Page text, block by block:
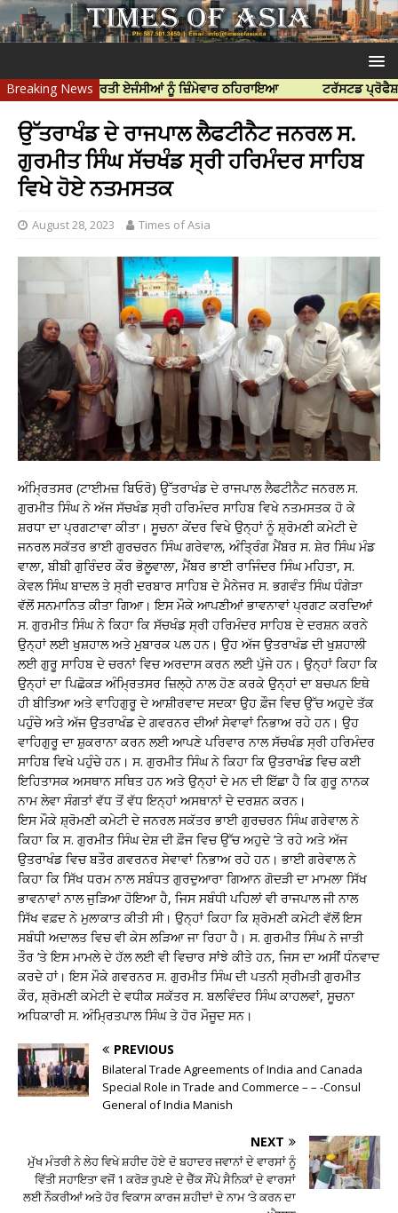
Breaking News
ਲਈ ਭਾਰਤੀ ਏਜੰਸੀਆਂ ਨੂੰ ਜ਼ਿੰਮੇਵਾਰ ਠਹਿਰਾਇਆ ਟਰੱਸਟਡ ਪ੍ਰੋਫੈਸ਼ਨਲ
ਉੱਤਰਾਖੰਡ ਦੇ ਰਾਜਪਾਲ ਲੈਫਟੀਨੈਟ ਜਨਰਲ ਸ.
ਗੁਰਮੀਤ ਸਿੰਘ ਸੱਚਖੰਡ ਸ੍ਰੀ ਹਰਿਮੰਦਰ ਸਾਹਿਬ
ਵਿਖੇ ਹੋਏ ਨਤਮਸਤਕ
August 28, 2023 Times of Asia
ਅੰਮ੍ਰਿਤਸਰ (ਟਾਈਮਜ਼ ਬਿਓਰੋ) ਉੱਤਰਾਖੰਡ ਦੇ ਰਾਜਪਾਲ ਲੈਫਟੀਨੈਟ ਜਨਰਲ ਸ.
ਗੁਰਮੀਤ ਸਿੰਘ ਨੇ ਅੱਜ ਸੱਚਖੰਡ ਸ੍ਰੀ ਹਰਿਮੰਦਰ ਸਾਹਿਬ ਵਿਖੇ ਨਤਮਸਤਕ ਹੋ ਕੇ
ਸ਼ਰਧਾ ਦਾ ਪ੍ਰਗਟਾਵਾ ਕੀਤਾ। ਸੂਚਨਾ ਕੇਂਦਰ ਵਿਖੇ ਉਨ੍ਹਾਂ ਨੂੰ ਸ਼੍ਰੋਮਣੀ ਕਮੇਟੀ ਦੇ
ਜਨਰਲ ਸਕੱਤਰ ਭਾਈ ਗੁਰਚਰਨ ਸਿੰਘ ਗਰੇਵਾਲ, ਅੰਤਿ੍ਰੰਗ ਮੈਂਬਰ ਸ. ਸ਼ੇਰ ਸਿੰਘ ਮੰਡ
ਵਾਲਾ, ਬੀਬੀ ਗੁਰਿੰਦਰ ਕੌਰ ਭੋਲੂਵਾਲਾ, ਮੈਂਬਰ ਭਾਈ ਰਾਜਿੰਦਰ ਸਿੰਘ ਮਹਿਤਾ, ਸ.
ਕੇਵਲ ਸਿੰਘ ਬਾਦਲ ਤੇ ਸ੍ਰੀ ਦਰਬਾਰ ਸਾਹਿਬ ਦੇ ਮੈਨੇਜਰ ਸ. ਭਗਵੰਤ ਸਿੰਘ ਧੰਗੇੜਾ
ਵੱਲੋਂ ਸਨਮਾਨਿਤ ਕੀਤਾ ਗਿਆ। ਇਸ ਮੌਕੇ ਆਪਣੀਆਂ ਭਾਵਨਾਵਾਂ ਪ੍ਰਗਟ ਕਰਦਿਆਂ
ਸ. ਗੁਰਮੀਤ ਸਿੰਘ ਨੇ ਕਿਹਾ ਕਿ ਸੱਚਖੰਡ ਸ੍ਰੀ ਹਰਿਮੰਦਰ ਸਾਹਿਬ ਦੇ ਦਰਸ਼ਨ ਕਰਨੇ
ਉਨ੍ਹਾਂ ਲਈ ਖੁਸ਼ਹਾਲ ਅਤੇ ਮੁਬਾਰਕ ਪਲ ਹਨ। ਉਹ ਅੱਜ ਉਤਰਾਖੰਡ ਦੀ ਖੁਸ਼ਹਾਲੀ
ਲਈ ਗੁਰੂ ਸਾਹਿਬ ਦੇ ਚਰਨਾਂ ਵਿਚ ਅਰਦਾਸ ਕਰਨ ਲਈ ਪੁੱਜੇ ਹਨ। ਉਨ੍ਹਾਂ ਕਿਹਾ ਕਿ
ਉਨ੍ਹਾਂ ਦਾ ਪਿਛੋਕੜ ਅੰਮ੍ਰਿਤਸਰ ਜ਼ਿਲ੍ਹੇ ਨਾਲ ਹੋਣ ਕਰਕੇ ਉਨ੍ਹਾਂ ਦਾ ਬਚਪਨ ਇਥੇ
ਹੀ ਬੀਤਿਆ ਅਤੇ ਵਾਹਿਗੁਰੂ ਦੇ ਆਸ਼ੀਰਵਾਦ ਸਦਕਾ ਉਹ ਫ਼ੌਜ ਵਿਚ ਉੱਚ ਅਹੁਦੇ ਤੱਕ
ਪਹੁੰਚੇ ਅਤੇ ਅੱਜ ਉਤਰਾਖੰਡ ਦੇ ਗਵਰਨਰ ਦੀਆਂ ਸੇਵਾਵਾਂ ਨਿਭਾਅ ਰਹੇ ਹਨ। ਉਹ
ਵਾਹਿਗੁਰੂ ਦਾ ਸ਼ੁਕਰਾਨਾ ਕਰਨ ਲਈ ਆਪਣੇ ਪਰਿਵਾਰ ਨਾਲ ਸੱਚਖੰਡ ਸ੍ਰੀ ਹਰਿਮੰਦਰ
ਸਾਹਿਬ ਵਿਖੇ ਪਹੁੰਚੇ ਹਨ। ਸ. ਗੁਰਮੀਤ ਸਿੰਘ ਨੇ ਕਿਹਾ ਕਿ ਉਤਰਾਖੰਡ ਵਿਚ ਕਈ
ਇਹਿਤਾਸਕ ਅਸਥਾਨ ਸਥਿਤ ਹਨ ਅਤੇ ਉਨ੍ਹਾਂ ਦੇ ਮਨ ਦੀ ਇੱਛਾ ਹੈ ਕਿ ਗੁਰੂ ਨਾਨਕ
ਨਾਮ ਲੇਵਾ ਸੰਗਤਾਂ ਵੱਧ ਤੋਂ ਵੱਧ ਇਨ੍ਹਾਂ ਅਸਥਾਨਾਂ ਦੇ ਦਰਸ਼ਨ ਕਰਨ।
ਇਸ ਮੌਕੇ ਸ਼੍ਰੋਮਣੀ ਕਮੇਟੀ ਦੇ ਜਨਰਲ ਸਕੱਤਰ ਭਾਈ ਗੁਰਚਰਨ ਸਿੰਘ ਗਰੇਵਾਲ ਨੇ
ਕਿਹਾ ਕਿ ਸ. ਗੁਰਮੀਤ ਸਿੰਘ ਦੇਸ਼ ਦੀ ਫ਼ੌਜ ਵਿਚ ਉੱਚ ਅਹੁਦੇ ’ਤੇ ਰਹੇ ਅਤੇ ਅੱਜ
ਉਤਰਾਖੰਡ ਵਿਚ ਬਤੌਰ ਗਵਰਨਰ ਸੇਵਾਵਾਂ ਨਿਭਾਅ ਰਹੇ ਹਨ। ਭਾਈ ਗਰੇਵਾਲ ਨੇ
ਕਿਹਾ ਕਿ ਸਿੱਖ ਧਰਮ ਨਾਲ ਸਬੰਧਤ ਗੁਰਦੁਆਰਾ ਗਿਆਨ ਗੋਦੜੀ ਦਾ ਮਾਮਲਾ ਸਿੱਖ
ਭਾਵਨਾਵਾਂ ਨਾਲ ਜੁੜਿਆ ਹੋਇਆ ਹੈ, ਜਿਸ ਸਬੰਧੀ ਪਹਿਲਾਂ ਵੀ ਰਾਜਪਾਲ ਜੀ ਨਾਲ
ਸਿੱਖ ਵਫ਼ਦ ਨੇ ਮੁਲਾਕਾਤ ਕੀਤੀ ਸੀ। ਉਨ੍ਹਾਂ ਕਿਹਾ ਕਿ ਸ਼੍ਰੋਮਣੀ ਕਮੇਟੀ ਵੱਲੋਂ ਇਸ
ਸਬੰਧੀ ਅਦਾਲਤ ਵਿਚ ਵੀ ਕੇਸ ਲੜਿਆ ਜਾ ਰਿਹਾ ਹੈ। ਸ. ਗੁਰਮੀਤ ਸਿੰਘ ਨੇ ਜਾਤੀ
ਤੌਰ ’ਤੇ ਇਸ ਮਾਮਲੇ ਦੇ ਹੱਲ ਲਈ ਵੀ ਵਿਚਾਰ ਸਾਂਝੇ ਕੀਤੇ ਹਨ, ਜਿਸ ਦਾ ਅਸੀਂ ਧੰਨਵਾਦ
ਕਰਦੇ ਹਾਂ। ਇਸ ਮੌਕੇ ਗਵਰਨਰ ਸ. ਗੁਰਮੀਤ ਸਿੰਘ ਦੀ ਪਤਨੀ ਸ੍ਰੀਮਤੀ ਗੁਰਮੀਤ
ਕੌਰ, ਸ਼੍ਰੋਮਣੀ ਕਮੇਟੀ ਦੇ ਵਧੀਕ ਸਕੱਤਰ ਸ. ਬਲਵਿੰਦਰ ਸਿੰਘ ਕਾਹਲਵਾਂ, ਸੂਚਨਾ
ਅਧਿਕਾਰੀ ਸ. ਅੰਮ੍ਰਿਤਪਾਲ ਸਿੰਘ ਤੇ ਹੋਰ ਮੌਜੂਦ ਸਨ।
PREVIOUS
Bilateral Trade Agreements of India and Canada
Special Role in Trade and Commerce – – -Consul
General of India Manish
NEXT
ਮੁੱਖ ਮੰਤਰੀ ਨੇ ਲੇਹ ਵਿਖੇ ਸ਼ਹੀਦ ਹੋਏ ਦੋ ਬਹਾਦਰ ਜਵਾਨਾਂ ਦੇ ਵਾਰਸਾਂ ਨੂੰ
ਵਿੱਤੀ ਸਹਾਇਤਾ ਵਜੋਂ 1 ਕਰੋੜ ਰੁਪਏ ਦੇ ਚੈੱਕ ਸੌਂਪੇ ਸੈਨਿਕਾਂ ਦੇ ਵਾਰਸਾਂ
ਲਈ ਨੌਕਰੀਆਂ ਅਤੇ ਹੋਰ ਵਿਕਾਸ ਕਾਰਜ ਸ਼ਹੀਦਾਂ ਦੇ ਨਾਮ ‘ਤੇ ਕਰਨ ਦਾ